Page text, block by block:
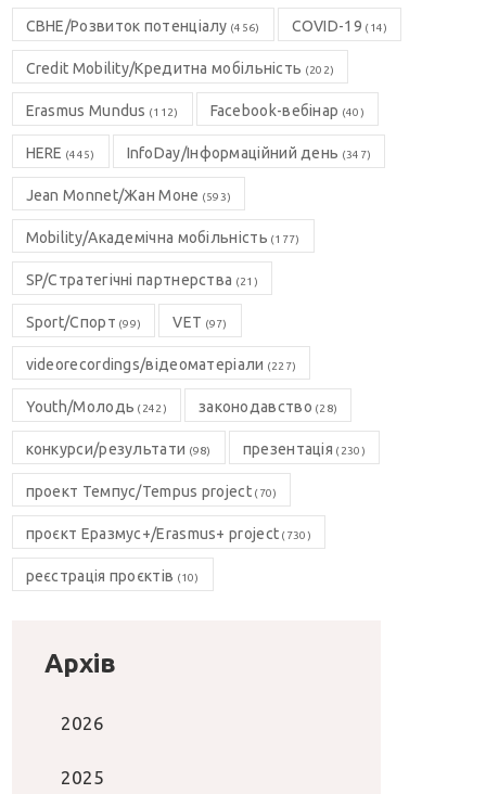
CBHE/Розвиток потенціалу (456) COVID-19 (14)
Credit Mobility/Кредитна мобільність (202)
Erasmus Mundus (112) Facebook-вебінар (40)
HERE (445) InfoDay/Інформаційний день (347)
Jean Monnet/Жан Моне (593)
Mobility/Академічна мобільність (177)
SP/Стратегічні партнерства (21)
Sport/Спорт (99) VET (97)
videorecordings/відеоматеріали (227)
Youth/Молодь (242) законодавство (28)
конкурси/результати (98) презентація (230)
проект Темпус/Tempus project(70)
проєкт Еразмус+/Erasmus+ project (730)
реєстрація проєктів (10)
Архів
2026
2025